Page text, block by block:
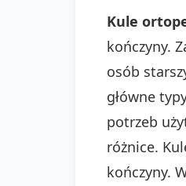
Kule
kończyny.
osób
główne
potrzeb
różnice.
kończyny.